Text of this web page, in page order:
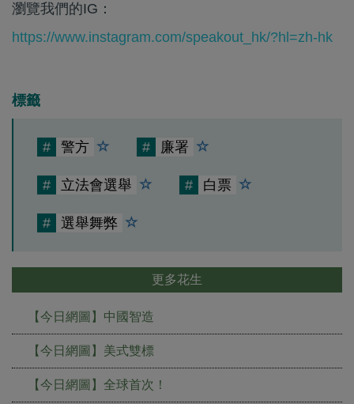
瀏覽我們的IG：
https://www.instagram.com/speakout_hk/?hl=zh-hk
標籤
# 警方 # 廉署
# 立法會選舉 # 白票
# 選舉舞弊
更多花生
【今日網圖】中國智造
【今日網圖】美式雙標
【今日網圖】全球首次！